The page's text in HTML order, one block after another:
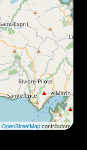
OpenStreetMapcontributors